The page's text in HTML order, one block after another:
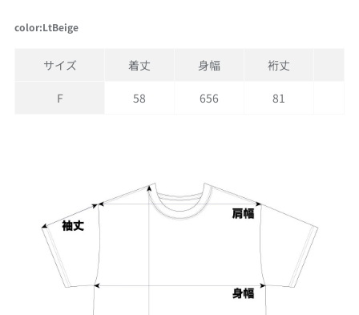
color:LtBeige
サイズ 着丈 身幅 裄丈
F 58 656 81